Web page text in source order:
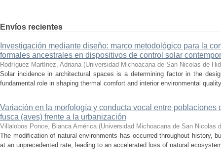
Envíos recientes
Investigación mediante diseño: marco metodológico para la
formales ancestrales en dispositivos de control solar
Rodríguez Martínez, Adriana (Universidad Michoacana de San Nicolas de
Solar incidence in architectural spaces is a determining factor in the
fundamental role in shaping thermal comfort and interior environmental
Variación en la morfología y conducta vocal entre poblaciones
fusca (aves) frente a la urbanización
Villalobos Ponce, Bianca América (Universidad Michoacana de San Nicolas
The modification of natural environments has occurred throughout history,
at an unprecedented rate, leading to an accelerated loss of natural